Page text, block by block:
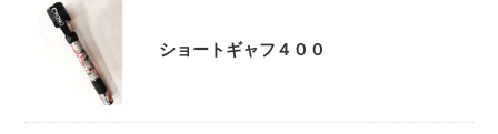
ショートギャフ４００